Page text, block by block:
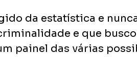
da estatística e
e que
painel das várias